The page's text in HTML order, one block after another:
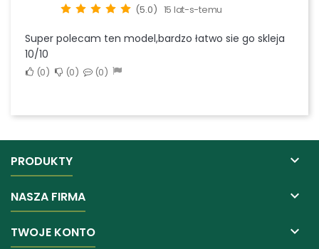
(5.0) 15 lat-s-temu
Super polecam ten model,bardzo łatwo sie go skleja
10/10
0 0 0
PRODUKTY 
NASZA FIRMA 
TWOJE KONTO 